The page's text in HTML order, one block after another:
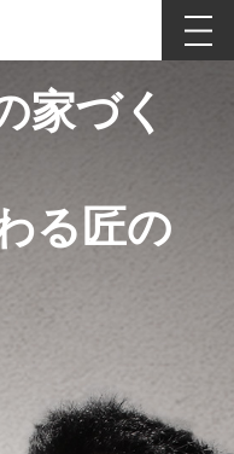
家づく
る匠の